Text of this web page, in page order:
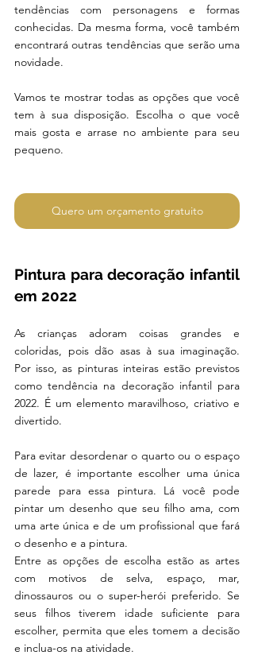
tendências com personagens e formas
conhecidas. Da mesma forma, você também
encontrará outras tendências que serão uma
novidade.
Vamos te mostrar todas as opções que você
tem à sua disposição. Escolha o que você
mais gosta e arrase no ambiente para seu
pequeno.
Quero um orçamento gratuito
Pintura para decoração infantil
em 2022
As crianças adoram coisas grandes e
coloridas, pois dão asas à sua imaginação.
Por isso, as pinturas inteiras estão previstos
como tendência na decoração infantil para
2022. É um elemento maravilhoso, criativo e
divertido.
Para evitar desordenar o quarto ou o espaço
de lazer, é importante escolher uma única
parede para essa pintura. Lá você pode
pintar um desenho que seu filho ama, com
uma arte única e de um profissional que fará
o desenho e a pintura.
Entre as opções de escolha estão as artes
com motivos de selva, espaço, mar,
dinossauros ou o super-herói preferido. Se
seus filhos tiverem idade suficiente para
escolher, permita que eles tomem a decisão
e inclua-os na atividade.